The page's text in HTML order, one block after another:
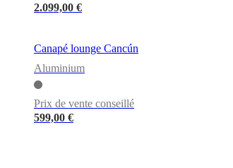
2.099,00 €
Canapé lounge Cancún
Aluminium
Prix de vente conseillé
599,00 €